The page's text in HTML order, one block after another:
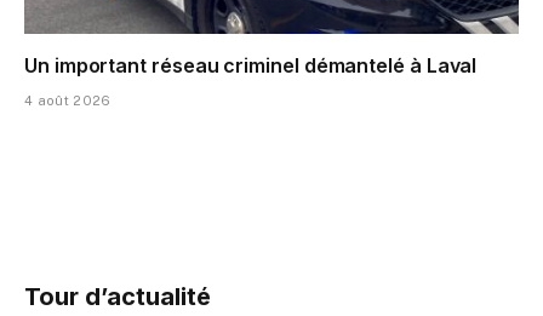
Un important réseau criminel démantelé à Laval
4 août 2026
Tour d’actualité